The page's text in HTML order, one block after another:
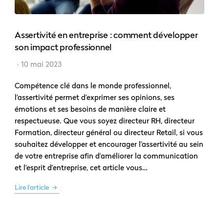
Assertivité en entreprise : comment développer
son impact professionnel
10 mai 2023
Compétence clé dans le monde professionnel,
l’assertivité permet d’exprimer ses opinions, ses
émotions et ses besoins de manière claire et
respectueuse. Que vous soyez directeur RH, directeur
Formation, directeur général ou directeur Retail, si vous
souhaitez développer et encourager l’assertivité au sein
de votre entreprise afin d’améliorer la communication
et l’esprit d’entreprise, cet article vous…
Lire l'article